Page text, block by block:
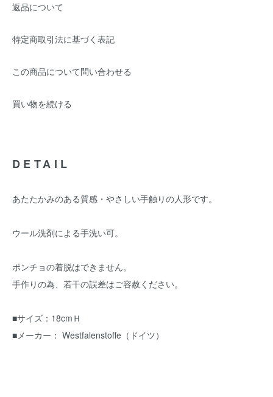
返品について
特定商取引法に基づく表記
この商品について問い合わせる
買い物を続ける
DETAIL
あたたかみのある質感・やさしい手触りの人形です。
ウール洗剤による手洗い可。
ポンチョの着脱はできません。
手作りの為、若干の誤差はご容赦ください。
■サイズ：18cmＨ
■メーカー： Westfalenstoffe（ドイツ）